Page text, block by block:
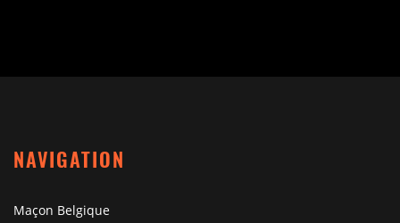
NAVIGATION
Maçon Belgique